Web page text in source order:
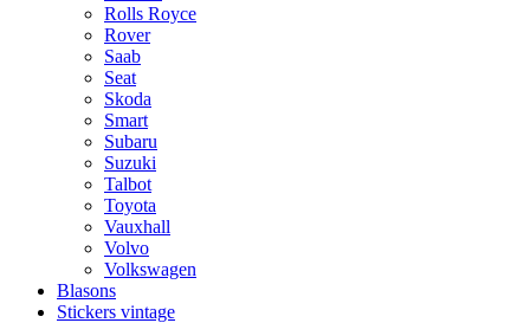
Rolls Royce
Rover
Saab
Seat
Skoda
Smart
Subaru
Suzuki
Talbot
Toyota
Vauxhall
Volvo
Volkswagen
Blasons
Stickers vintage